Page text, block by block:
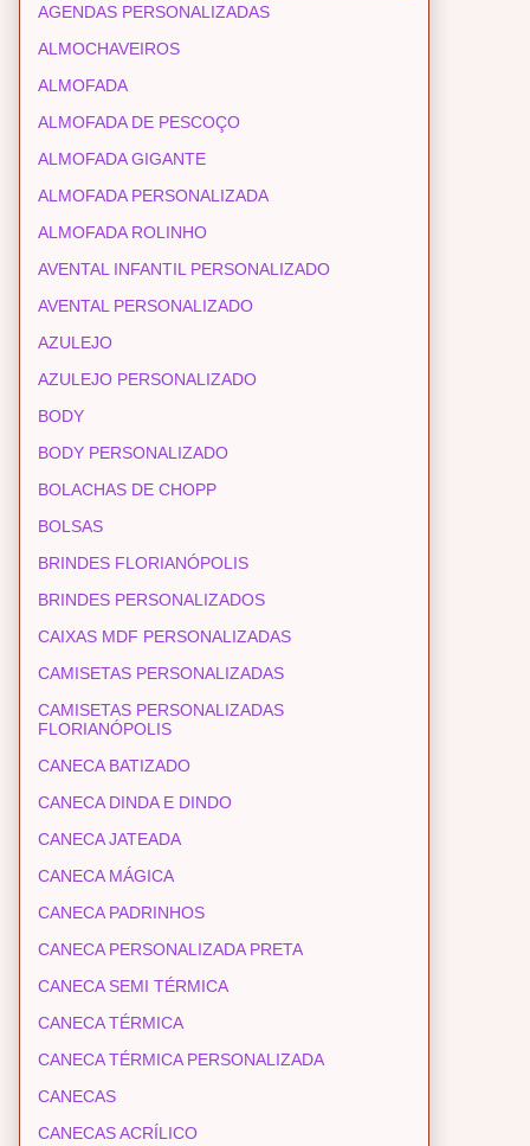
AGENDAS PERSONALIZADAS
ALMOCHAVEIROS
ALMOFADA
ALMOFADA DE PESCOÇO
ALMOFADA GIGANTE
ALMOFADA PERSONALIZADA
ALMOFADA ROLINHO
AVENTAL INFANTIL PERSONALIZADO
AVENTAL PERSONALIZADO
AZULEJO
AZULEJO PERSONALIZADO
BODY
BODY PERSONALIZADO
BOLACHAS DE CHOPP
BOLSAS
BRINDES FLORIANÓPOLIS
BRINDES PERSONALIZADOS
CAIXAS MDF PERSONALIZADAS
CAMISETAS PERSONALIZADAS
CAMISETAS PERSONALIZADAS
FLORIANÓPOLIS
CANECA BATIZADO
CANECA DINDA E DINDO
CANECA JATEADA
CANECA MÁGICA
CANECA PADRINHOS
CANECA PERSONALIZADA PRETA
CANECA SEMI TÉRMICA
CANECA TÉRMICA
CANECA TÉRMICA PERSONALIZADA
CANECAS
CANECAS ACRÍLICO